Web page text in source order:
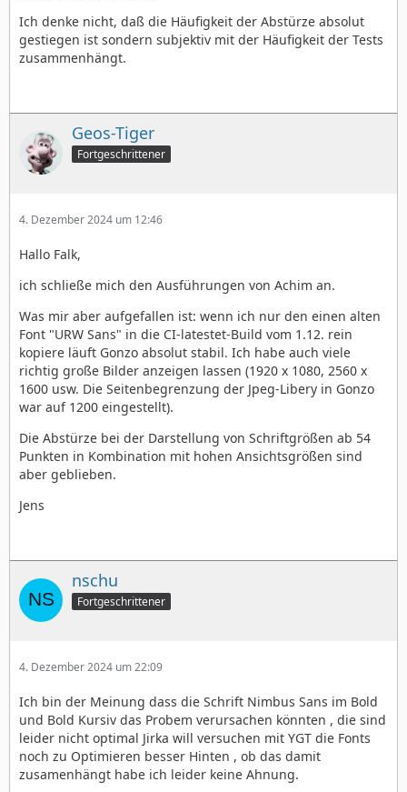
Ich denke nicht, daß die Häufigkeit der Abstürze absolut
gestiegen ist sondern subjektiv mit der Häufigkeit der Tests
zusammenhängt.
Geos-Tiger
Fortgeschrittener
4. Dezember 2024 um 12:46
Hallo Falk,
ich schließe mich den Ausführungen von Achim an.
Was mir aber aufgefallen ist: wenn ich nur den einen alten
Font "URW Sans" in die CI-latestet-Build vom 1.12. rein
kopiere läuft Gonzo absolut stabil. Ich habe auch viele
richtig große Bilder anzeigen lassen (1920 x 1080, 2560 x
1600 usw. Die Seitenbegrenzung der Jpeg-Libery in Gonzo
war auf 1200 eingestellt).
Die Abstürze bei der Darstellung von Schriftgrößen ab 54
Punkten in Kombination mit hohen Ansichtsgrößen sind
aber geblieben.
Jens
nschu
Fortgeschrittener
4. Dezember 2024 um 22:09
Ich bin der Meinung dass die Schrift Nimbus Sans im Bold
und Bold Kursiv das Probem verursachen könnten , die sind
leider nicht optimal Jirka will versuchen mit YGT die Fonts
noch zu Optimieren besser Hinten , ob das damit
zusamenhängt habe ich leider keine Ahnung.